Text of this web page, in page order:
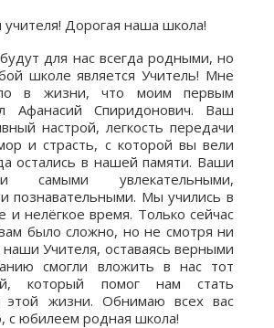
Дорогая наша школа!
для нас всегда родными, но
школе является Учитель! Мне
в жизни, что моим первым
Афанасий Спиридонович. Ваш
настрой, легкость передачи
и страсть, с которой вы вели
остались в нашей памяти. Ваши
самыми увлекательными,
познавательными. Мы учились в
и нелёгкое время. Только сейчас
было сложно, но не смотря ни
Учителя, оставаясь верными
смогли вложить в нас тот
который помог нам стать
жизни. Обнимаю всех вас
с юбилеем родная школа!